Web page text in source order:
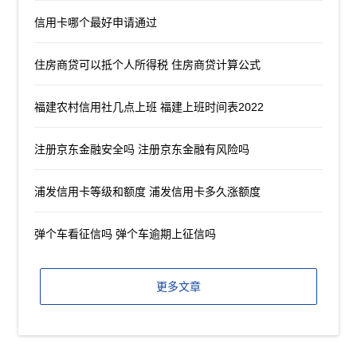
信用卡哪个最好申请通过
住房商贷可以抵个人所得税 住房商贷计算公式
福建农村信用社几点上班 福建上班时间表2022
注册京东金融安全吗 注册京东金融有风险吗
浦发信用卡等级和额度 浦发信用卡多久涨额度
弹个车看征信吗 弹个车逾期上征信吗
更多文章